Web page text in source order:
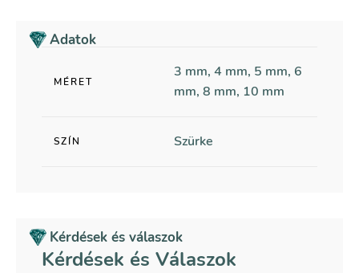
Adatok
MÉRET
3 mm, 4 mm, 5 mm, 6
mm, 8 mm, 10 mm
SZÍN Szürke
Kérdések és válaszok
Kérdések és Válaszok